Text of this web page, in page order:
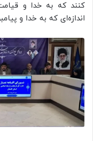
کنند که به خدا و
اندازه‌ای که به خدا و